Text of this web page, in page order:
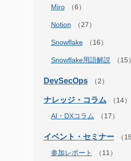
Miro
Notion
Snowflake
Snowflake用語解説
DevSecOps
ナレッジ・コラム
AI・DXコラム
イベント・セミナー
参加レポート